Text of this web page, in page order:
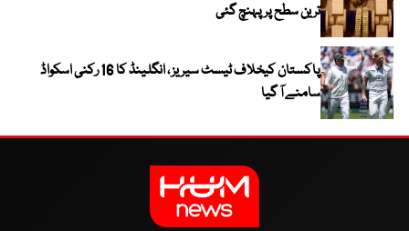
ترین سطح پر پہنچ گئی
پاکستان کیخلاف ٹیسٹ سیریز ، انگلینڈ کا 16 رکنی اسکواڈ
سامنے آ گیا